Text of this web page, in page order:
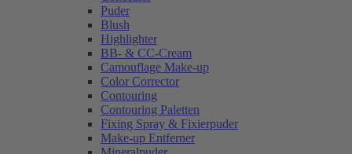
Puder
Blush
Highlighter
BB- & CC-Cream
Camouflage Make-up
Color Corrector
Contouring
Contouring Paletten
Fixing Spray & Fixierpuder
Make-up Entferner